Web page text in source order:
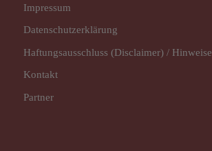
Impressum
Datenschutz­erklärung
Haftungsausschluss (Disclaimer) / Hinweise
Kontakt
Partner